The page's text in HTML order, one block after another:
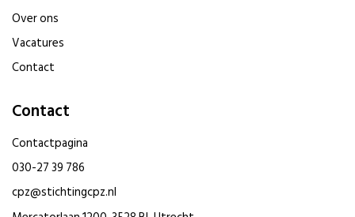
Over ons
Vacatures
Contact
Contact
Contactpagina
030-27 39 786
cpz@stichtingcpz.nl